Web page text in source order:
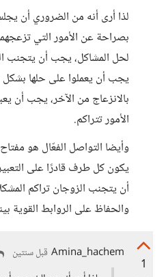
لذا أرى أنه من الضروري أن
بصراحة عن الأمور التي
لحل المشاكل، يجب أن يتجنب
يجب أن يعملوا على حلها بشكل
بالانزعاج من الآخر، يجب أن
الأمور تتراكم.
وأيضا التواصل الفعّال هو
يكون كل طرف قادرًا على
أن يتجنب الزوجان تراكم
والحفاظ على الروابط القوية
1
Amina_hachem قبل سنتين